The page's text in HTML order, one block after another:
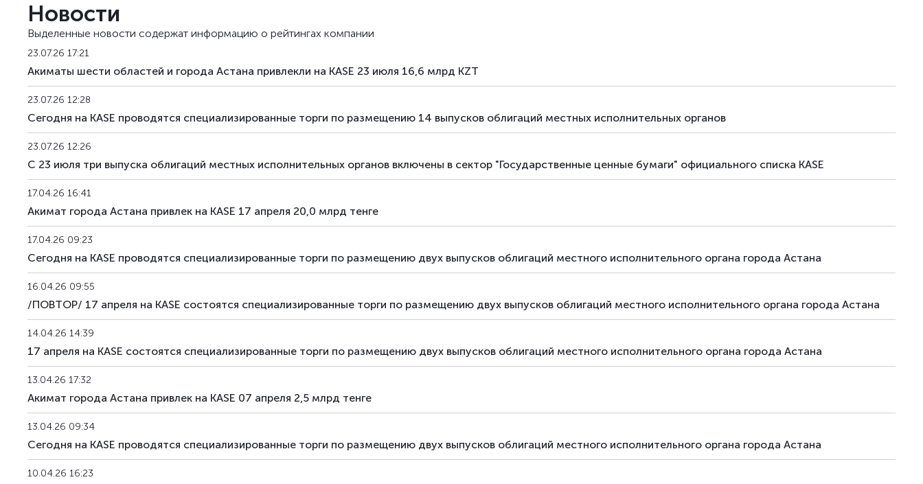
NSK143_004
NSK143_005
Новости
Выделенные новости содержат информацию о рейтингах компании
23.07.26 17:21
Акиматы шести областей и города Астана привлекли на KASE 23 июля 16,6 млрд KZT
23.07.26 12:28
Сегодня на KASE проводятся специализированные торги по размещению 14 выпусков облигаций местных исполнительных органов
23.07.26 12:26
С 23 июля три выпуска облигаций местных исполнительных органов включены в сектор "Государственные ценные бумаги" официального списка KASE
17.04.26 16:41
Акимат города Астана привлек на KASE 17 апреля 20,0 млрд тенге
17.04.26 09:23
Сегодня на KASE проводятся специализированные торги по размещению двух выпусков облигаций местного исполнительного органа города Астана
16.04.26 09:55
/ПОВТОР/ 17 апреля на KASE состоятся специализированные торги по размещению двух выпусков облигаций местного исполнительного органа города Астана
14.04.26 14:39
17 апреля на KASE состоятся специализированные торги по размещению двух выпусков облигаций местного исполнительного органа города Астана
13.04.26 17:32
Акимат города Астана привлек на KASE 07 апреля 2,5 млрд тенге
13.04.26 09:34
Сегодня на KASE проводятся специализированные торги по размещению двух выпусков облигаций местного исполнительного органа города Астана
10.04.26 16:23